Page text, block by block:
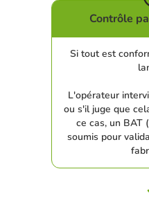
Contrôle
Si tout est
L'opérateur
ou s'il juge que
ce cas, un BAT
soumis pour